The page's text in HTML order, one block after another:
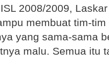
2008/2009,
membuat tim-
yang sama-sama
malu. Semua itu